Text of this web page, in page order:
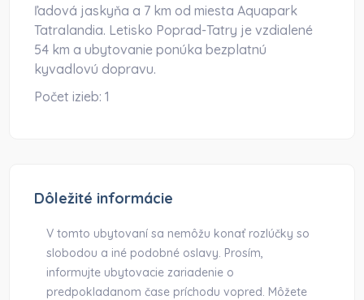
ľadová jaskyňa a 7 km od miesta Aquapark
Tatralandia. Letisko Poprad-Tatry je vzdialené
54 km a ubytovanie ponúka bezplatnú
kyvadlovú dopravu.
Počet izieb:1
Dôležité informácie
V tomto ubytovaní sa nemôžu konať rozlúčky so
slobodou a iné podobné oslavy. Prosím,
informujte ubytovacie zariadenie o
predpokladanom čase príchodu vopred. Môžete